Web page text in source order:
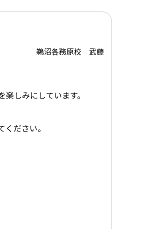
鵜沼各務原校 武藤
しみにしています。
ださい。